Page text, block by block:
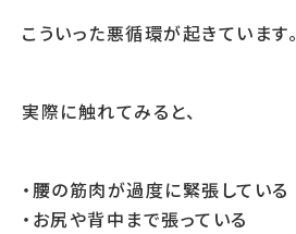
こういった悪循環が起きています。
実際に触れてみると、
・腰の筋肉が過度に緊張している
・お尻や背中まで張っている